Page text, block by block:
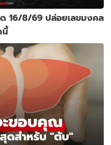
16/8/69 ปล่อยเลขมงคล
นี้